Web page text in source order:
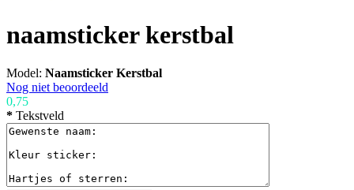
naamsticker kerstbal
Model: Naamsticker Kerstbal
Nog niet beoordeeld
0,75
* Tekstveld